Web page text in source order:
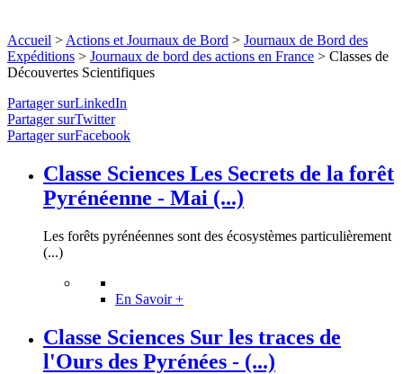
Accueil > Actions et Journaux de Bord > Journaux de Bord des
Expéditions > Journaux de bord des actions en France > Classes de
Découvertes Scientifiques
Partager surLinkedIn
Partager surTwitter
Partager surFacebook
Classe Sciences Les Secrets de la forêt
Pyrénéenne - Mai (...)
Les forêts pyrénéennes sont des écosystèmes particulièrement
(...)
En Savoir +
Classe Sciences Sur les traces de
l'Ours des Pyrénées - (...)